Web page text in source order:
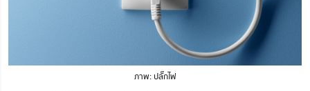
ภาพ: ปลั๊กไฟ